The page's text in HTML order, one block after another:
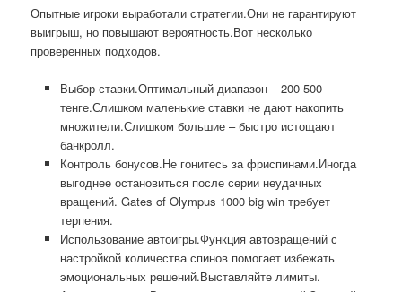
Опытные игроки выработали стратегии.Они не гарантируют
выигрыш, но повышают вероятность.Вот несколько
проверенных подходов.
Выбор ставки.Оптимальный диапазон – 200-500
тенге.Слишком маленькие ставки не дают накопить
множители.Слишком большие – быстро истощают
банкролл.
Контроль бонусов.Не гонитесь за фриспинами.Иногда
выгоднее остановиться после серии неудачных
вращений. Gates of Olympus 1000 big win требует
терпения.
Использование автоигры.Функция автовращений с
настройкой количества спинов помогает избежать
эмоциональных решений.Выставляйте лимиты.